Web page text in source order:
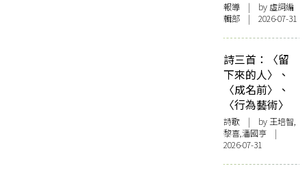
報導 | by 虛詞編
輯部 | 2026-07-31
詩三首：〈留
下來的人〉、
〈成名前〉、
〈行為藝術〉
詩歌 | by 王培智,
黎喜,潘國亨 |
2026-07-31